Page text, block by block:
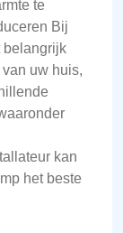
te
Bij
belangrijk
uw huis,
kan
het beste